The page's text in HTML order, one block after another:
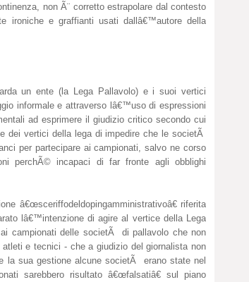
non Ã¨ corretto estrapolare dal contesto
ironiche e graffianti usati dallâ€™autore della
un ente (la Lega Pallavolo) e i suoi vertici
informale e attraverso lâ€™uso di espressioni
ad esprimere il giudizio critico secondo cui
dei vertici della lega di impedire che le societÃ
per partecipare ai campionati, salvo ne corso
perchÃ© incapaci di far fronte agli obblighi
â€œsceriffodeldopingamministrativoâ€ riferita
lâ€™intenzione di agire al vertice della Lega
campionati delle societÃ di pallavolo che non
e tecnici - che a giudizio del giornalista non
la sua gestione alcune societÃ erano state nel
sarebbero risultato â€œfalsatiâ€ sul piano